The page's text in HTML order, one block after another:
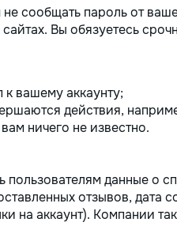
сообщать пароль от
сайтах. Вы обязуетесь
к вашему аккаунту;
действия,
ничего не известно.
данные о
отзывов, дата
на аккаунт). Компании